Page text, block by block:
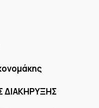
ΔΙΑΚΗΡΥΞΗΣ